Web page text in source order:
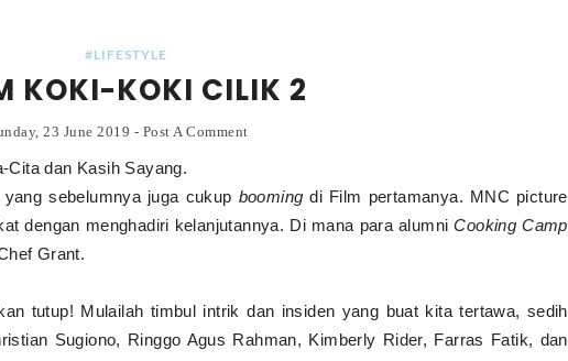
#LIFESTYLE
KOKI-KOKI CILIK 2
23 June 2019 - Post A Comment
Cita dan Kasih Sayang.
sebelumnya juga cukup booming di Film pertamanya. MNC picture
dengan menghadiri kelanjutannya. Di mana para alumniCooking Camp
Grant.
tutup! Mulailah timbul intrik dan insiden yang buat kita tertawa, sedih
Sugiono, Ringgo Agus Rahman, Kimberly Rider, Farras Fatik, dan